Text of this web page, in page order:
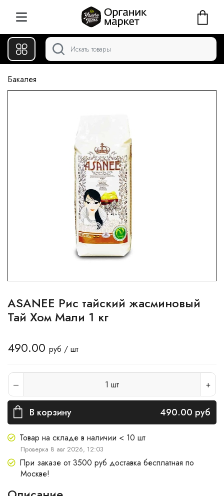
Бакалея
ASANEE Рис тайский жасминовый
Тай Хом Мали 1 кг
490.00 руб / шт
1 шт
В корзину 490.00 руб
Товар на складе в наличии < 10 шт
Проверка 8 авг 2026, 12:03
При заказе от 3500 руб доставка бесплатная по
Москве!